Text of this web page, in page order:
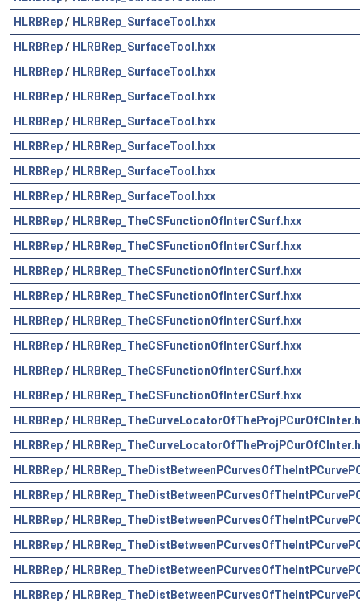
HLRBRep/ HLRBRep_SurfaceTool.hxx
HLRBRep/ HLRBRep_SurfaceTool.hxx
HLRBRep/ HLRBRep_SurfaceTool.hxx
HLRBRep/ HLRBRep_SurfaceTool.hxx
HLRBRep/ HLRBRep_SurfaceTool.hxx
HLRBRep/ HLRBRep_SurfaceTool.hxx
HLRBRep/ HLRBRep_SurfaceTool.hxx
HLRBRep/ HLRBRep_SurfaceTool.hxx
HLRBRep/ HLRBRep_TheCSFunctionOfInterCSurf.hxx
HLRBRep/ HLRBRep_TheCSFunctionOfInterCSurf.hxx
HLRBRep/ HLRBRep_TheCSFunctionOfInterCSurf.hxx
HLRBRep/ HLRBRep_TheCSFunctionOfInterCSurf.hxx
HLRBRep/ HLRBRep_TheCSFunctionOfInterCSurf.hxx
HLRBRep/ HLRBRep_TheCSFunctionOfInterCSurf.hxx
HLRBRep/ HLRBRep_TheCSFunctionOfInterCSurf.hxx
HLRBRep/ HLRBRep_TheCSFunctionOfInterCSurf.hxx
HLRBRep/
HLRBRep/
HLRBRep/
HLRBRep/
HLRBRep/
HLRBRep/
HLRBRep/
HLRBRep/